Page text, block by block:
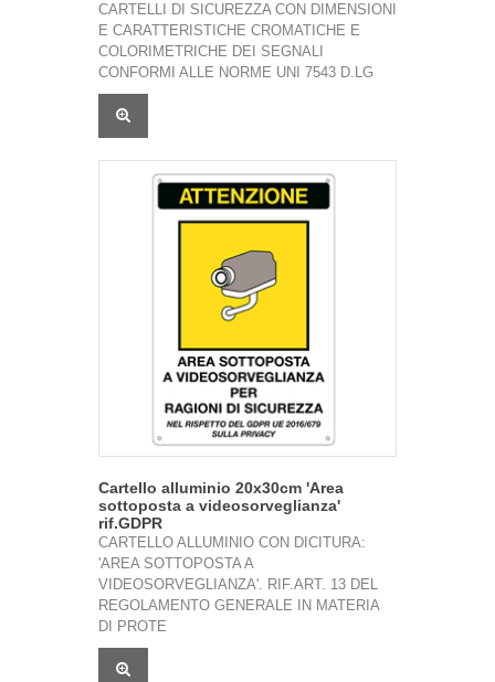
CARTELLI DI SICUREZZA CON DIMENSIONI
E CARATTERISTICHE CROMATICHE E
COLORIMETRICHE DEI SEGNALI
CONFORMI ALLE NORME UNI 7543 D.LG
Cartello alluminio 20x30cm 'Area
sottoposta a videosorveglianza'
rif.GDPR
CARTELLO ALLUMINIO CON DICITURA:
'AREA SOTTOPOSTA A
VIDEOSORVEGLIANZA'. RIF.ART. 13 DEL
REGOLAMENTO GENERALE IN MATERIA
DI PROTE